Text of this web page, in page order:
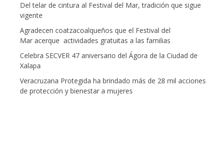
Del telar de cintura al Festival del Mar, tradición que sigue
vigente
Agradecen coatzacoalqueños que el Festival del
Mar acerque actividades gratuitas a las familias
Celebra SECVER 47 aniversario del Ágora de la Ciudad de
Xalapa
Veracruzana Protegida ha brindado más de 28 mil acciones
de protección y bienestar a mujeres